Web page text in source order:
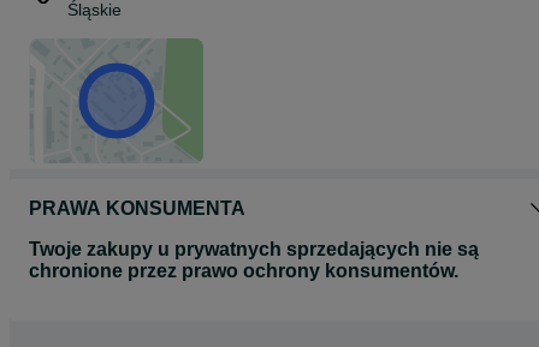
Śląskie
PRAWA KONSUMENTA
Twoje zakupy u prywatnych sprzedających nie są
chronione przez prawo ochrony konsumentów.